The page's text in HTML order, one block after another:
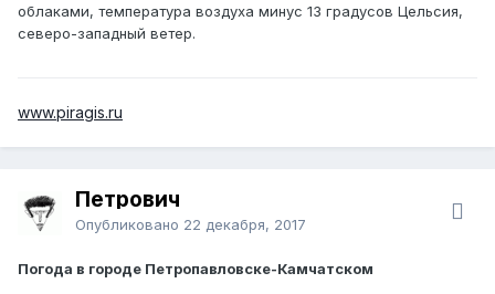
облаками, температура воздуха минус 13 градусов Цельсия,
северо-западный ветер.
www.piragis.ru
Петрович
Опубликовано 22 декабря, 2017
Погода в городе Петропавловске-Камчатском